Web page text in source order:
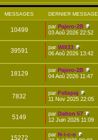
MESSAGES DERNIER MESSAGE
10499 parPajero-2B
03 Aoû 2026 22:52
39591 parWill33
06 Aoû 2026 13:42
18129 parPajero-2B
04 Aoû 2026 11:47
7832 parFelixpaj
11 Nov 2025 22:05
5149 parDalton 57
12 Juin 2026 11:09
15272 parN-i-c-o